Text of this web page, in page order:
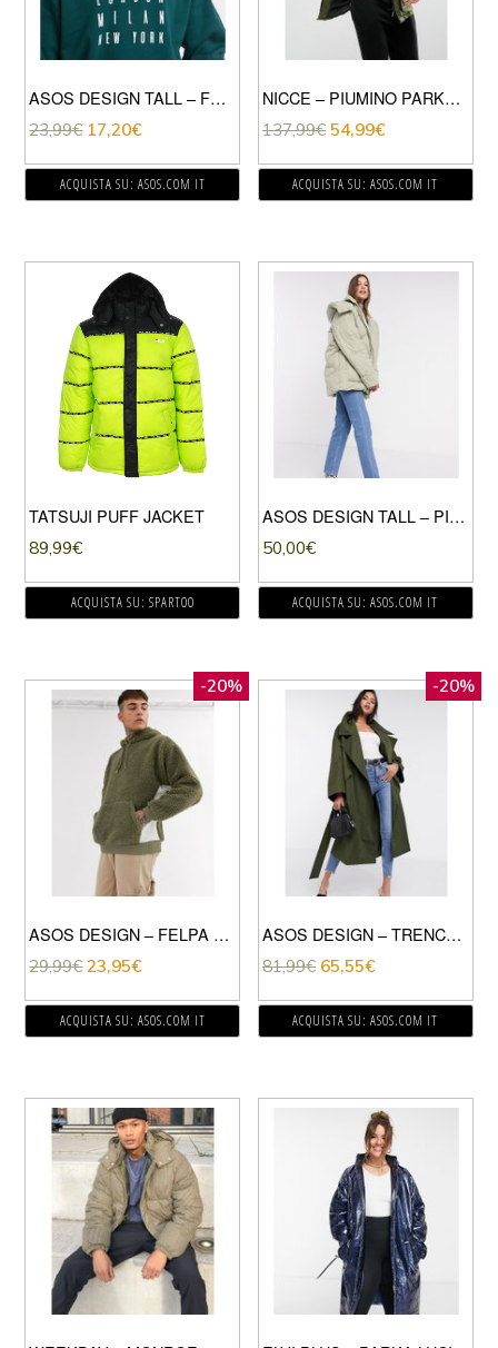
ASOS DESIGN TALL – FELPA OVERSIZE VERDE CON LISTA DI CITTÀ
23,99€ 17,20€
ACQUISTA SU: ASOS.COM IT
NICCE – PIUMINO PARKA KAKI CON CAPPUCCIO IN PELLICCIA SINTETICA-VERDE
137,99€ 54,99€
ACQUISTA SU: ASOS.COM IT
TATSUJI PUFF JACKET
89,99€
ACQUISTA SU: SPARTOO
ASOS DESIGN TALL – PIUMINO OVERSIZE SALVIA-VERDE
50,00€
ACQUISTA SU: ASOS.COM IT
-20%
ASOS DESIGN – FELPA OVERSIZE IN PILE BORG EFFETTO PELUCHE KAKI CON BORDI A COSTE E CAPPUCCIO-VERDE
29,99€ 23,95€
ACQUISTA SU: ASOS.COM IT
-20%
ASOS DESIGN – TRENCH OVERSIZE LEGGERO KAKI-VERDE
81,99€ 65,55€
ACQUISTA SU: ASOS.COM IT